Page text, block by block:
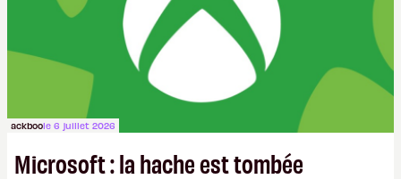
ackboole 6 juillet 2026
Microsoft : la hache est tombée